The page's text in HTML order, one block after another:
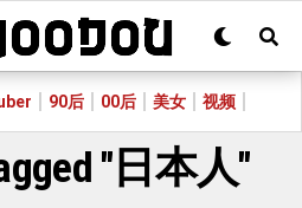
90后 00后 美女 视频
"日本人"